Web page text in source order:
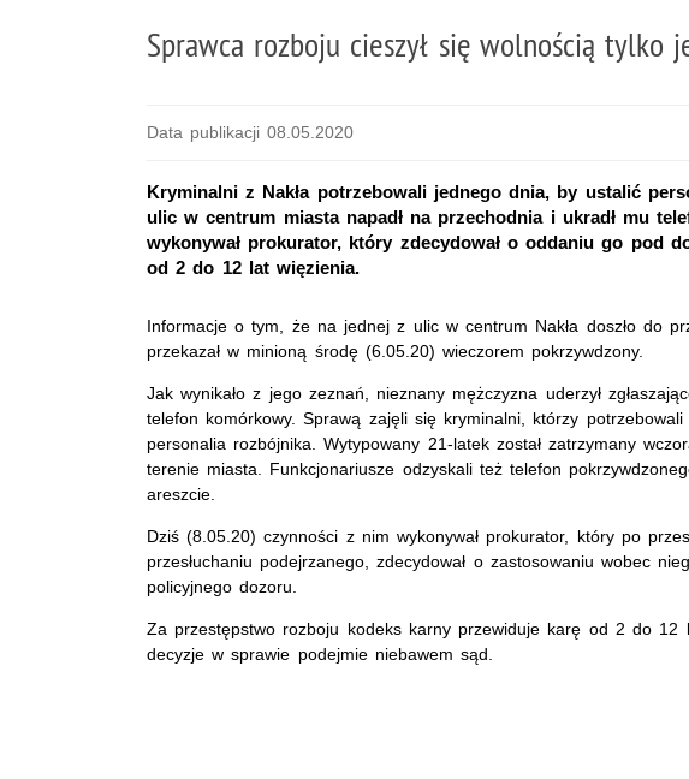
Sprawca rozboju cieszył się wolnością tylko
Data publikacji 08.05.2020
Kryminalni z Nakła potrzebowali jednego dnia, by ustalić
ulic w centrum miasta napadł na przechodnia i ukradł mu
wykonywał prokurator, który zdecydował o oddaniu go pod
od 2 do 12 lat więzienia.
Informacje o tym, że na jednej z ulic w centrum Nakła doszło do
przekazał w minioną środę (6.05.20) wieczorem pokrzywdzony.
Jak wynikało z jego zeznań, nieznany mężczyzna uderzył
telefon komórkowy. Sprawą zajęli się kryminalni, którzy
personalia rozbójnika. Wytypowany 21-latek został zatrzymany
terenie miasta. Funkcjonariusze odzyskali też telefon
areszcie.
Dziś (8.05.20) czynności z nim wykonywał prokurator, który po
przesłuchaniu podejrzanego, zdecydował o zastosowaniu wobec
policyjnego dozoru.
Za przestępstwo rozboju kodeks karny przewiduje karę od 2 do 12
decyzje w sprawie podejmie niebawem sąd.